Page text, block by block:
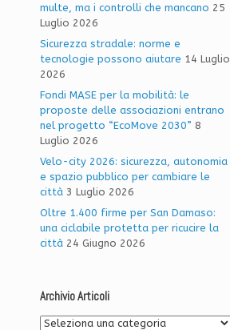
multe, ma i controlli che mancano 25
Luglio 2026
Sicurezza stradale: norme e
tecnologie possono aiutare 14 Luglio
2026
Fondi MASE per la mobilità: le
proposte delle associazioni entrano
nel progetto “EcoMove 2030” 8
Luglio 2026
Velo-city 2026: sicurezza, autonomia
e spazio pubblico per cambiare le
città 3 Luglio 2026
Oltre 1.400 firme per San Damaso:
una ciclabile protetta per ricucire la
città 24 Giugno 2026
Archivio Articoli
Archivio